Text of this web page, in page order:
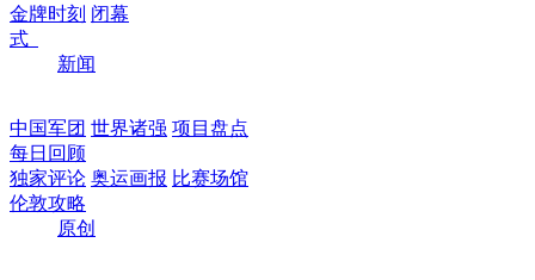
金牌时刻 闭幕
式
新闻
中国军团 世界诸强 项目盘点
每日回顾
独家评论 奥运画报 比赛场馆
伦敦攻略
原创